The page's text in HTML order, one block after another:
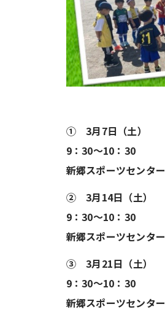
① 3月7日（土）
9：30～10：30
新郷スポーツセンター
② 3月14日（土）
9：30～10：30
新郷スポーツセンター
③ 3月21日（土）
9：30～10：30
新郷スポーツセンター